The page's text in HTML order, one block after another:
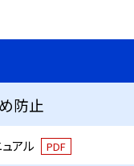
防止
アル PDF